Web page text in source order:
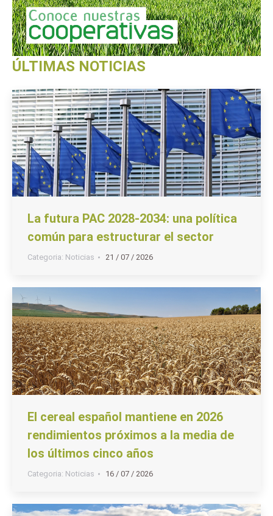
ÚLTIMAS NOTICIAS
La futura PAC 2028-2034: una política
común para estructurar el sector
Categoria: Noticias 21 / 07 / 2026
El cereal español mantiene en 2026
rendimientos próximos a la media de
los últimos cinco años
Categoria: Noticias 16 / 07 / 2026